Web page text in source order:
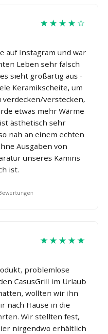
★★★★☆
auf Instagram und war
Leben sehr falsch
sieht großartig aus -
Keramikscheite, um
verdecken/verstecken,
etwas mehr Wärme
ästhetisch sehr
nah an einem echten
Ausgaben von
unseres Kamins
ist.
★★★★★
problemlose
CasusGrill im Urlaub
wollten wir ihn
nach Hause in die
Wir stellten fest,
nirgendwo erhältlich